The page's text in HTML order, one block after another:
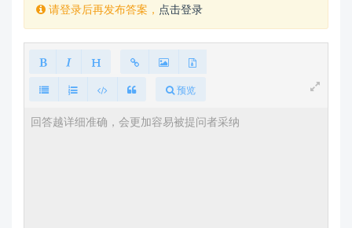
请登录后再发布答案， 点击登录
预览